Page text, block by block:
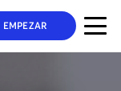
EMPEZAR